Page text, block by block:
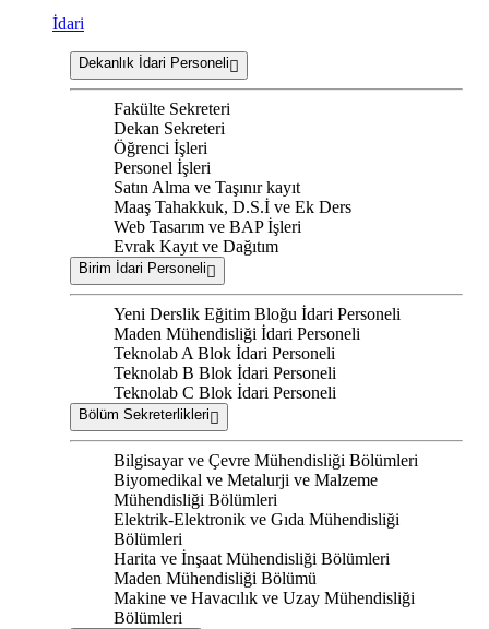
İdari
Dekanlık İdari Personeli
Fakülte Sekreteri
Dekan Sekreteri
Öğrenci İşleri
Personel İşleri
Satın Alma ve Taşınır kayıt
Maaş Tahakkuk, D.S.İ ve Ek Ders
Web Tasarım ve BAP İşleri
Evrak Kayıt ve Dağıtım
Birim İdari Personeli
Yeni Derslik Eğitim Bloğu İdari Personeli
Maden Mühendisliği İdari Personeli
Teknolab A Blok İdari Personeli
Teknolab B Blok İdari Personeli
Teknolab C Blok İdari Personeli
Bölüm Sekreterlikleri
Bilgisayar ve Çevre Mühendisliği Bölümleri
Biyomedikal ve Metalurji ve Malzeme
Mühendisliği Bölümleri
Elektrik-Elektronik ve Gıda Mühendisliği
Bölümleri
Harita ve İnşaat Mühendisliği Bölümleri
Maden Mühendisliği Bölümü
Makine ve Havacılık ve Uzay Mühendisliği
Bölümleri